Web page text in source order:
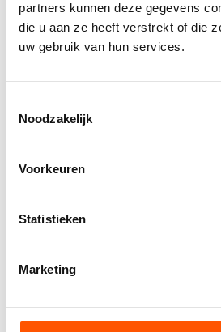
partners kunnen deze gegevens
die u aan ze heeft verstrekt of die
uw gebruik van hun services.
Noodzakelijk
Voorkeuren
Statistieken
Marketing
ELLER 2-del. spanb. ratel/haken; 2500/
Kleur
Zwart